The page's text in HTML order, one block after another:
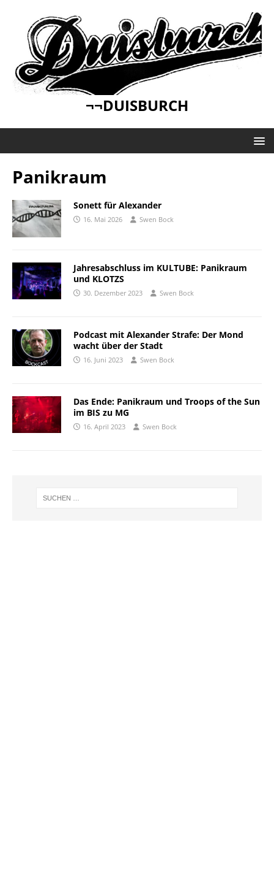
¬¬DUISBURCH
Panikraum
Sonett für Alexander
16. Mai 2026 Swen Bock
Jahresabschluss im KULTUBE: Panikraum
und KLOTZS
30. Dezember 2023 Swen Bock
Podcast mit Alexander Strafe: Der Mond
wacht über der Stadt
16. Juni 2023 Swen Bock
Das Ende: Panikraum und Troops of the Sun
im BIS zu MG
16. April 2023 Swen Bock